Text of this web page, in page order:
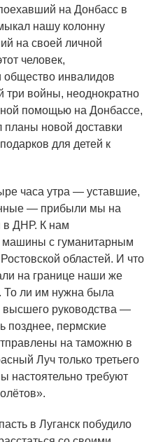
на Донбасс в
нашу колонну
на своей личной
человек,
инвалидов
войны, неоднократно
помощью на Донбассе,
новой доставки
для детей к
часа утра — уставшие,
— прибыли мы на
в ДНР. К нам
машины с гуманитарным
областей. И что
на границе наши же
То ли им нужна была
высшего руководства —
позднее, пермские
на таможню в
Луч только третьего
настоятельно требуют
в Луганск побудило